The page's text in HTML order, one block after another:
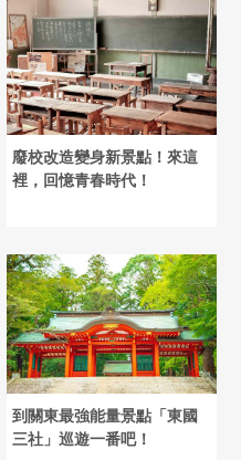
廢校改造變身新景點！來這
裡，回憶青春時代！
到關東最強能量景點「東國
三社」巡遊一番吧！